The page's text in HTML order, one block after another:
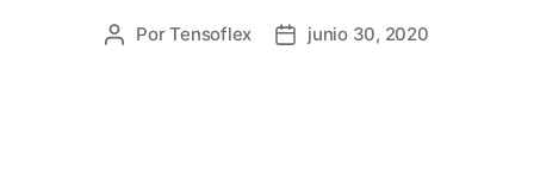
PorTensoflex junio 30, 2020